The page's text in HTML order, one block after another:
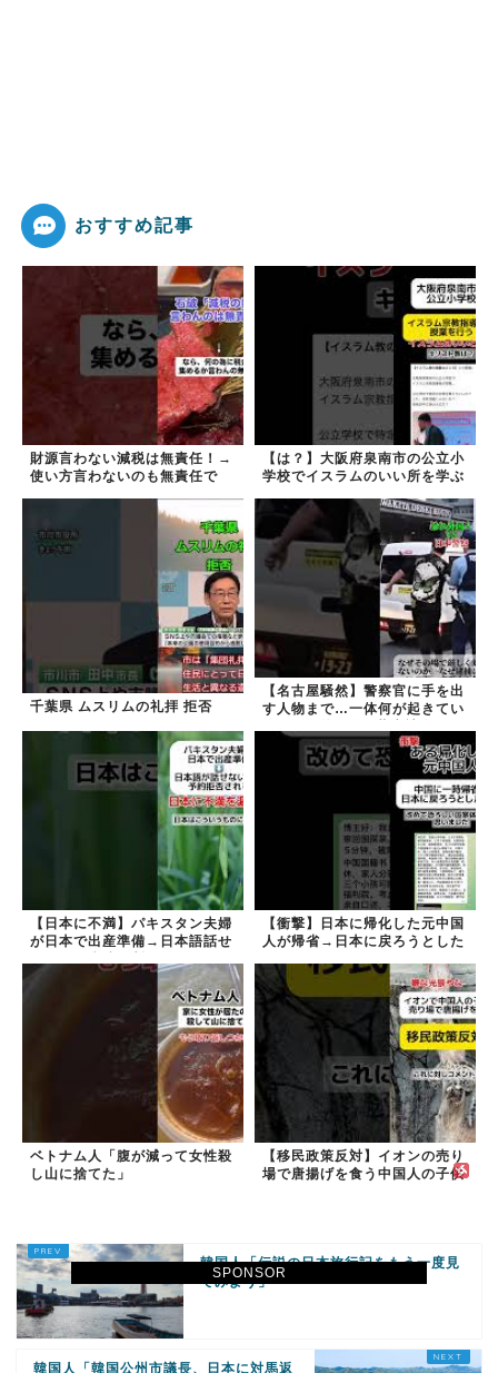
SPONSOR
おすすめ記事
財源言わない減税は無責任！→
使い方言わないのも無責任で
【は？】大阪府泉南市の公立小
学校でイスラムのいい所を学ぶ
千葉県 ムスリムの礼拝 拒否
【名古屋騒然】警察官に手を出
す人物まで…一体何が起きてい
#japan
【日本に不満】パキスタン夫婦
が日本で出産準備→日本語話せ
【衝撃】日本に帰化した元中国
人が帰省→日本に戻ろうとした
ベトナム人「腹が減って女性殺
し山に捨てた」
【移民政策反対】イオンの売り
場で唐揚げを食う中国人の子供
韓国人「伝説の日本旅行記をもう一度見
てみよう」
韓国人「韓国公州市議長、日本に対馬返